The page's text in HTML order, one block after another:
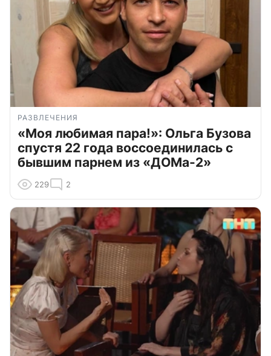
РАЗВЛЕЧЕНИЯ
«Моя любимая пара!»: Ольга Бузова
спустя 22 года воссоединилась с
бывшим парнем из «ДОМа-2»
229 2